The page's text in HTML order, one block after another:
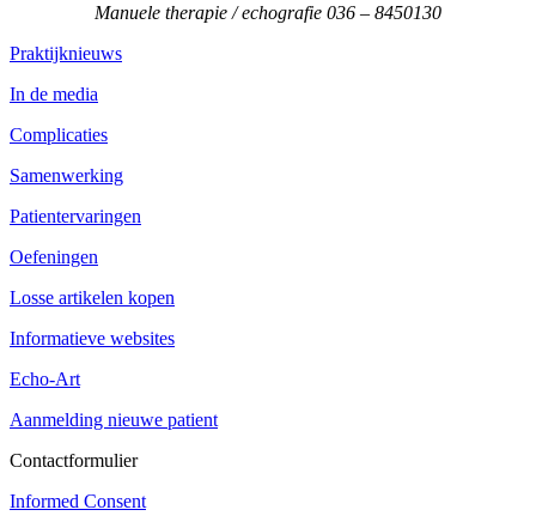
Manuele therapie / echografie 036 – 8450130
Praktijknieuws
In de media
Complicaties
Samenwerking
Patientervaringen
Oefeningen
Losse artikelen kopen
Informatieve websites
Echo-Art
Aanmelding nieuwe patient
Contactformulier
Informed Consent